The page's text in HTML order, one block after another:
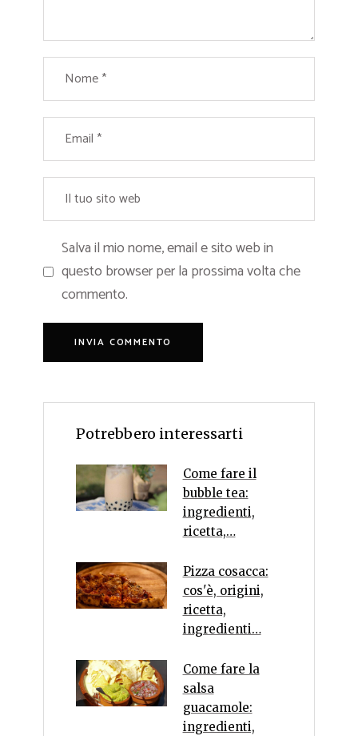
Salva il mio nome, email e sito web in
questo browser per la prossima volta che
commento.
Potrebbero interessarti
Come fare il
bubble tea:
ingredienti,
ricetta,…
Pizza cosacca:
cos'è, origini,
ricetta,
ingredienti…
Come fare la
salsa
guacamole:
ingredienti,